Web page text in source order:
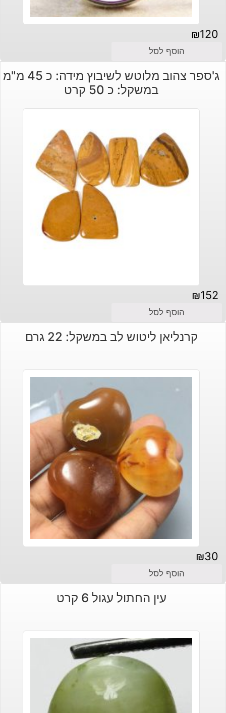
₪120
הוסף לסל
ג'ספר צהוב מלוטש לשיבוץ מידה: כ 45 מ"מ
במשקל: כ 50 קרט
₪152
הוסף לסל
קרנליאן ליטוש לב במשקל: 22 גרם
₪30
הוסף לסל
עין החתול עגול 6 קרט